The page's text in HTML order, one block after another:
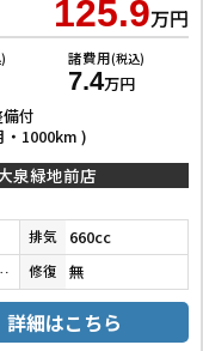
125.9万円
諸費用(税込)
7.4万円
付
・1000km )
泉緑地前店
排気 660cc
クパール 修復 無
詳細はこちら